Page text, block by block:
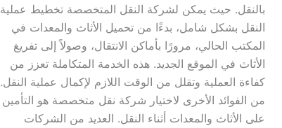
بالنقل. حيث يمكن لشركة النقل المتخصصة تخطيط عملية
النقل بشكل شامل، بدءًا من تحميل الأثاث والمعدات في
المكتب الحالي، مرورًا بأماكن الانتقال، وصولاً إلى تفريغ
الأثاث في الموقع الجديد. هذه الخدمة المتكاملة تعزز من
كفاءة العملية وتقلل من الوقت اللازم لإكمال عملية النقل.
من الفوائد الأخرى لاختيار شركة نقل متخصصة هو التأمين
على الأثاث والمعدات أثناء النقل. العديد من الشركات